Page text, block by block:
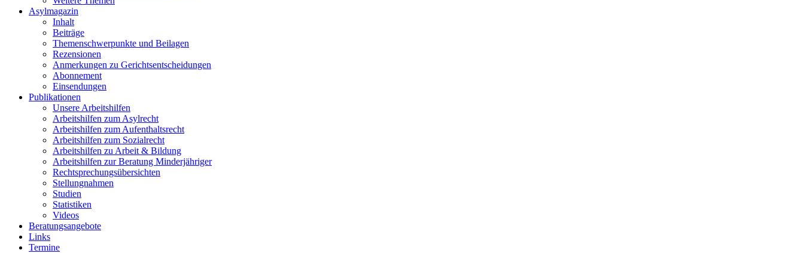
Asylmagazin
Inhalt
Beiträge
Themenschwerpunkte und Beilagen
Rezensionen
Anmerkungen zu Gerichtsentscheidungen
Abonnement
Einsendungen
Publikationen
Unsere Arbeitshilfen
Arbeitshilfen zum Asylrecht
Arbeitshilfen zum Aufenthaltsrecht
Arbeitshilfen zum Sozialrecht
Arbeitshilfen zu Arbeit & Bildung
Arbeitshilfen zur Beratung Minderjähriger
Rechtsprechungsübersichten
Stellungnahmen
Studien
Statistiken
Videos
Beratungsangebote
Links
Termine